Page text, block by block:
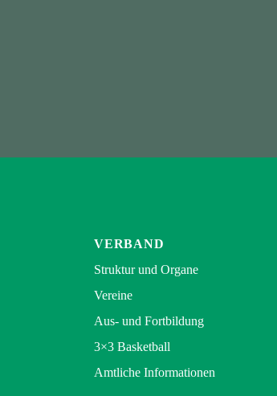
VERBAND
Struktur und Organe
Vereine
Aus- und Fortbildung
3×3 Basketball
Amtliche Informationen